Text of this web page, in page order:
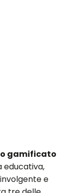
gamificato
educativa,
e